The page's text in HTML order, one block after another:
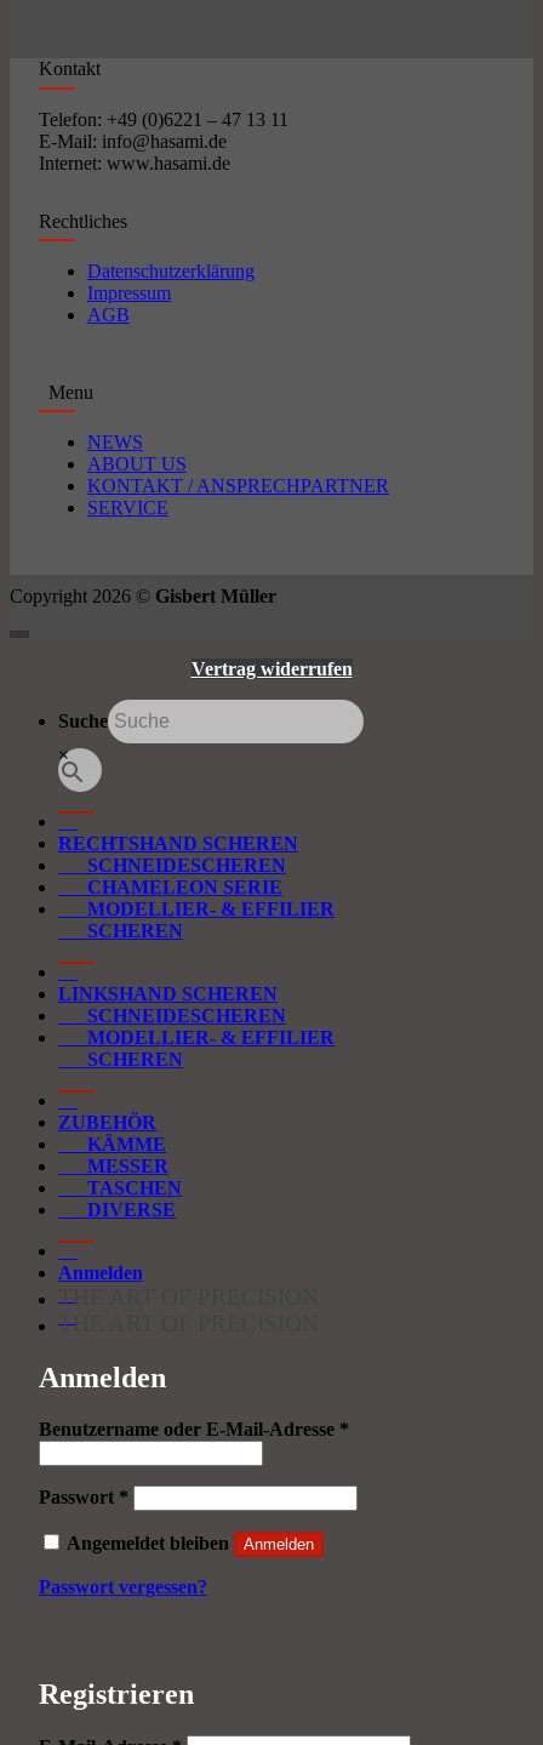
Kontakt
Telefon: +49 (0)6221 – 47 13 11
E-Mail: info@hasami.de
Internet: www.hasami.de
Rechtliches
Datenschutzerklärung
Impressum
AGB
Menu
NEWS
ABOUT US
KONTAKT / ANSPRECHPARTNER
SERVICE
Copyright 2026 © Gisbert Müller
Vertrag widerrufen
Suche
×
RECHTSHAND SCHEREN
SCHNEIDESCHEREN
CHAMELEON SERIE
MODELLIER- & EFFILIER
SCHEREN
LINKSHAND SCHEREN
SCHNEIDESCHEREN
MODELLIER- & EFFILIER
SCHEREN
ZUBEHÖR
KÄMME
MESSER
TASCHEN
DIVERSE
Anmelden
THE ART OF PRECISION
THE ART OF PRECISION
Anmelden
Benutzername oder E-Mail-Adresse *Erforderlich
Passwort *Erforderlich
Angemeldet bleiben Anmelden
Passwort vergessen?
Registrieren